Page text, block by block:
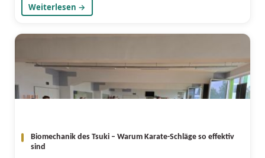
Weiterlesen →
Biomechanik des Tsuki – Warum Karate-Schläge so effektiv
sind